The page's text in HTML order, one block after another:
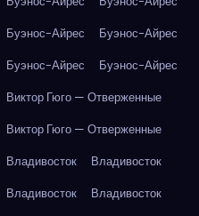
Буэнос-Айрес
Буэнос-Айрес
Буэнос-Айрес
Буэнос-Айрес
Виктор Гюго — Отверженные
Виктор Гюго — Отверженные
Владивосток
Владивосток
Владивосток
Владивосток